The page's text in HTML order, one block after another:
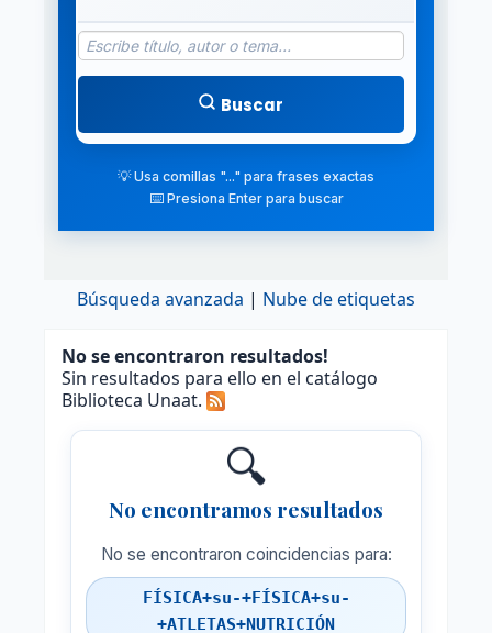
Buscar
💡 Usa comillas "..." para frases exactas
⌨️ Presiona Enter para buscar
Búsqueda avanzada Nube de etiquetas
No se encontraron resultados!
Sin resultados para ello en el catálogo
Biblioteca Unaat.
🔍
No encontramos resultados
No se encontraron coincidencias para:
FÍSICA+su-+FÍSICA+su-
+ATLETAS+NUTRICIÓN